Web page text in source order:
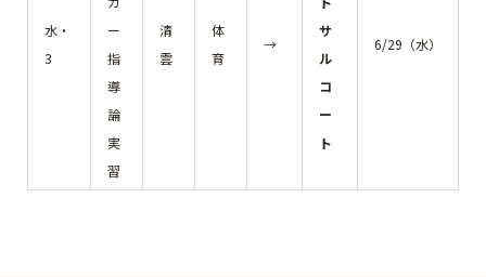
水・
3
ー
指
導
論
実
習
清
雲
体
育
→
サ
ル
コ
ー
ト
6/29（水）